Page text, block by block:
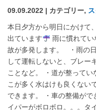
09.09.2022 | カテゴリー,
本日夕方から明日にかけて
出ています
雨に慣れて
故が多発します。 ・雨の
して運転しないと、ブレー
ことなど。 ・道が整って
こが多く水はけも良くない
できます。 ・車の整備が
イパーがボロボロ。。。タ